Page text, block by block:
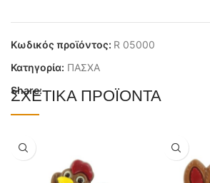
Κωδικός προϊόντος: R 05000
Κατηγορία: ΠΑΣΧΑ
Share:
ΣΧΕΤΙΚΆ ΠΡΟΪΌΝΤΑ